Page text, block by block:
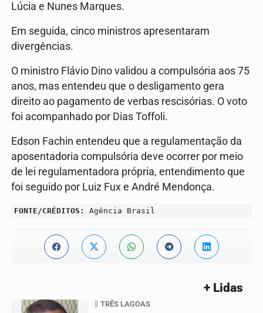
Lúcia e Nunes Marques.
Em seguida, cinco ministros apresentaram
divergências.
O ministro Flávio Dino validou a compulsória aos 75
anos, mas entendeu que o desligamento gera
direito ao pagamento de verbas rescisórias. O voto
foi acompanhado por Dias Toffoli.
Edson Fachin entendeu que a regulamentação da
aposentadoria compulsória deve ocorrer por meio
de lei regulamentadora própria, entendimento que
foi seguido por Luiz Fux e André Mendonça.
FONTE/CRÉDITOS: Agência Brasil
+ Lidas
TRÊS LAGOAS